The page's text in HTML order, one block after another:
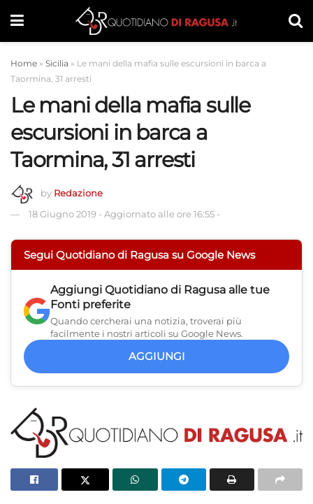
Home » Sicilia » Le mani della mafia sulle escursioni in barca a
Taormina, 31 arresti
Le mani della mafia sulle
escursioni in barca a
Taormina, 31 arresti
by Redazione
18 Giugno 2019 - Aggiornato alle ore 16:55 -
Segui Quotidiano di Ragusa su Google News
Aggiungi Quotidiano di Ragusa alle tue
Fonti preferite
Quando cercherai una notizia, troverai più
facilmente i nostri articoli su Google News.
AGGIUNGI